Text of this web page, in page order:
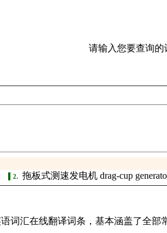
请输入您要查询的
2. 拖板式测速发电机 drag-cup
词汇在线翻译词条，基本涵盖了全